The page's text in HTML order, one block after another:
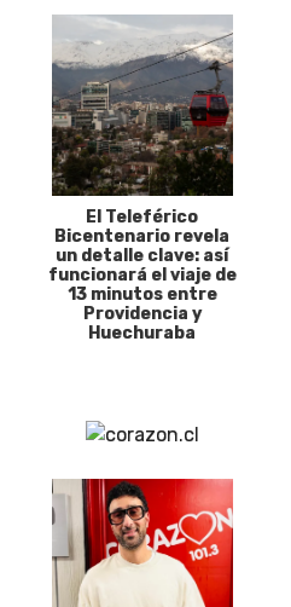
El Teleférico
Bicentenario revela
un detalle clave: así
funcionará el viaje de
13 minutos entre
Providencia y
Huechuraba